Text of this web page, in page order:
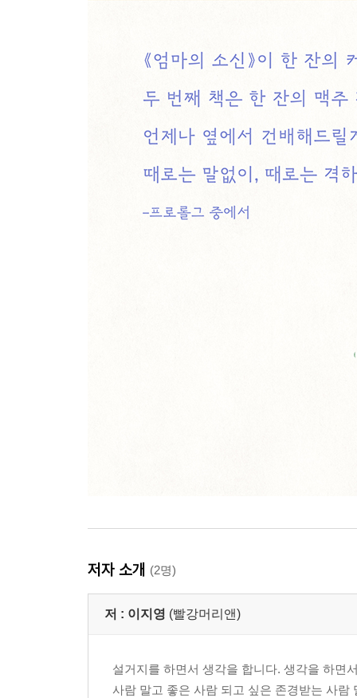
저자 소개 (2명)
저 : 이지영 (빨강머리앤)
설거지를 하면서 생각을 합니다. 생각을 하면
사람 말고 좋은 사람 되고 싶은 존경받는 사